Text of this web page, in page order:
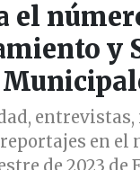
el
y
entrevistas,
en el